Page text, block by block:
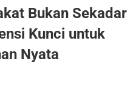
Bukan Sekadar
Kunci untuk
Nyata